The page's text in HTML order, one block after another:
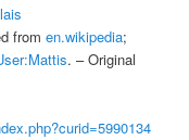
from en.wikipedia;
. – Original